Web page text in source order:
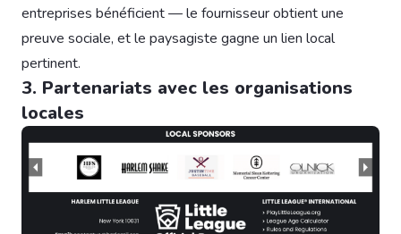
entreprises bénéficient — le fournisseur obtient une
preuve sociale, et le paysagiste gagne un lien local
pertinent.
3. Partenariats avec les organisations
locales